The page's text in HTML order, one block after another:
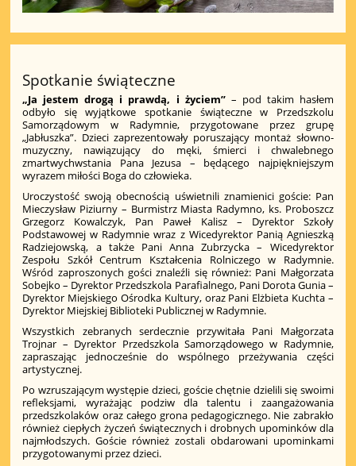
Spotkanie świąteczne
„Ja jestem drogą i prawdą, i życiem”– pod takim hasłem
odbyło się wyjątkowe spotkanie świąteczne w Przedszkolu
Samorządowym w Radymnie, przygotowane przez grupę
„Jabłuszka”. Dzieci zaprezentowały poruszający montaż słowno-
muzyczny, nawiązujący do męki, śmierci i chwalebnego
zmartwychwstania Pana Jezusa – będącego najpiękniejszym
wyrazem miłości Boga do człowieka.
Uroczystość swoją obecnością uświetnili znamienici goście: Pan
Mieczysław Piziurny – Burmistrz Miasta Radymno, ks. Proboszcz
Grzegorz Kowalczyk, Pan Paweł Kalisz – Dyrektor Szkoły
Podstawowej w Radymnie wraz z Wicedyrektor Panią Agnieszką
Radziejowską, a także Pani Anna Zubrzycka – Wicedyrektor
Zespołu Szkół Centrum Kształcenia Rolniczego w Radymnie.
Wśród zaproszonych gości znaleźli się również: Pani Małgorzata
Sobejko – Dyrektor Przedszkola Parafialnego, Pani Dorota Gunia –
Dyrektor Miejskiego Ośrodka Kultury, oraz Pani Elżbieta Kuchta –
Dyrektor Miejskiej Biblioteki Publicznej w Radymnie.
Wszystkich zebranych serdecznie przywitała Pani Małgorzata
Trojnar – Dyrektor Przedszkola Samorządowego w Radymnie,
zapraszając jednocześnie do wspólnego przeżywania części
artystycznej.
Po wzruszającym występie dzieci, goście chętnie dzielili się swoimi
refleksjami, wyrażając podziw dla talentu i zaangażowania
przedszkolaków oraz całego grona pedagogicznego. Nie zabrakło
również ciepłych życzeń świątecznych i drobnych upominków dla
najmłodszych. Goście również zostali obdarowani upominkami
przygotowanymi przez dzieci.